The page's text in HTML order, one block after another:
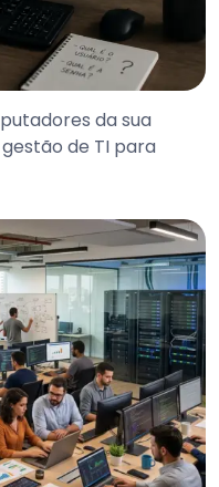
da sua
de TI para